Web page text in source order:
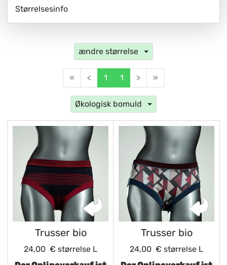
Størrelsesinfo
ændre størrelse
« < 1 1 > »
Økologisk bomuld
Trusser bio
24,00 € størrelse L
Trusser bio
24,00 € størrelse L